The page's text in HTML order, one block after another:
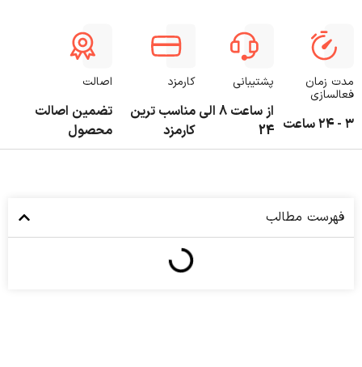
مدت زمان
فعالسازی
۳ - ۲۴ ساعت
پشتیبانی
از ساعت 8 الی
24
کارمزد
مناسب ترین
کارمزد
اصالت
تضمین اصالت
محصول
فهرست مطالب